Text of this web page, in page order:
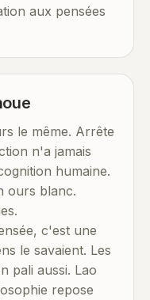
aux pensées
le même. Arrête
n'a jamais
humaine.
ours blanc.
c'est une
le savaient. Les
pali aussi. Lao
repose